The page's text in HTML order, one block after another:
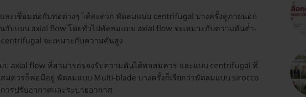
ละเชื่อมต่อกับท่อต่างๆ ได้สะดวก พัดลมแบบ centrifugal บางครั้งดูภายนอก
บแบบ axial flow โดยทั่วไปพัดลมแบบ axial flow จะเหมาะกับความดันต่ำ-
จะเหมาะกับความดันสูง
บ axial flow ที่สามารถรองรับความดันได้พอสมควร และแบบ centrifugal ที่
มควรก็พอมีอยู่ พัดลมแบบ Multi-blade บางครั้งก็เรียกว่าพัดลมแบบ sirocco
รปรับอากาศและระบายอากาศ